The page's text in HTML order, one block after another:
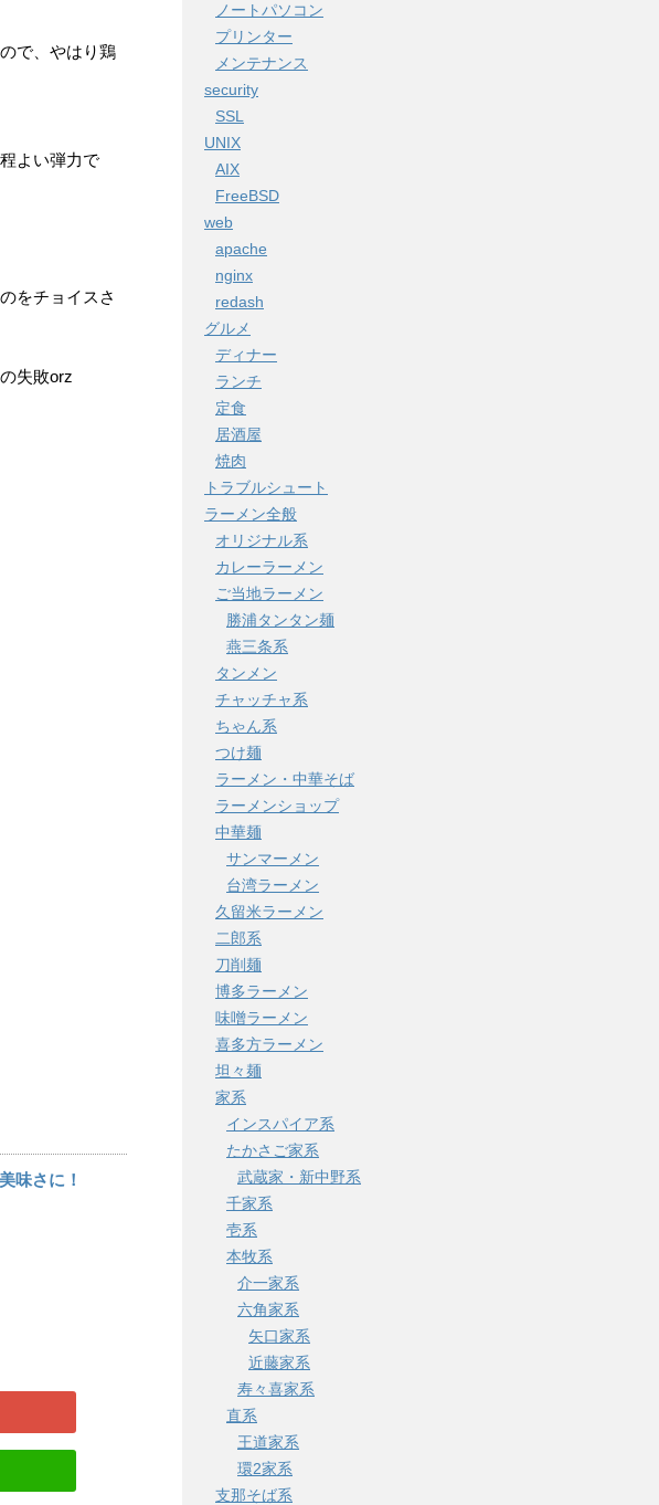
で、やはり鶏
よい弾力で
をチョイスさ
失敗orz
味さに！
ノートパソコン
プリンター
メンテナンス
security
SSL
UNIX
AIX
FreeBSD
web
apache
nginx
redash
グルメ
ディナー
ランチ
定食
居酒屋
焼肉
トラブルシュート
ラーメン全般
オリジナル系
カレーラーメン
ご当地ラーメン
勝浦タンタン麺
燕三条系
タンメン
チャッチャ系
ちゃん系
つけ麺
ラーメン・中華そば
ラーメンショップ
中華麺
サンマーメン
台湾ラーメン
久留米ラーメン
二郎系
刀削麺
博多ラーメン
味噌ラーメン
喜多方ラーメン
坦々麺
家系
インスパイア系
たかさご家系
武蔵家・新中野系
千家系
壱系
本牧系
介一家系
六角家系
矢口家系
近藤家系
寿々喜家系
直系
王道家系
環2家系
支那そば系